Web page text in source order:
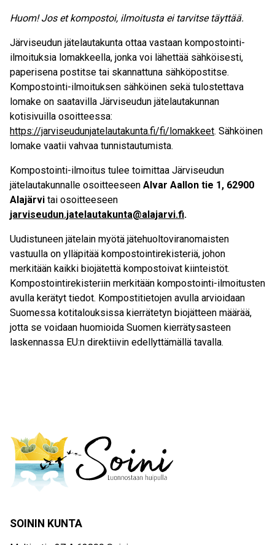
Huom! Jos et kompostoi, ilmoitusta ei tarvitse täyttää.
Järviseudun jätelautakunta ottaa vastaan kompostointi-
ilmoituksia lomakkeella, jonka voi lähettää sähköisesti,
paperisena postitse tai skannattuna sähköpostitse.
Kompostointi-ilmoituksen sähköinen sekä tulostettava
lomake on saatavilla Järviseudun jätelautakunnan
kotisivuilla osoitteessa:
https://jarviseudunjatelautakunta.fi/fi/lomakkeet. Sähköinen
lomake vaatii vahvaa tunnistautumista.
Kompostointi-ilmoitus tulee toimittaa Järviseudun
jätelautakunnalle osoitteeseen Alvar Aallon tie 1, 62900
Alajärvi tai osoitteeseen
jarviseudun.jatelautakunta@alajarvi.fi.
Uudistuneen jätelain myötä jätehuoltoviranomaisten
vastuulla on ylläpitää kompostointirekisteriä, johon
merkitään kaikki biojätettä kompostoivat kiinteistöt.
Kompostointirekisteriin merkitään kompostointi-ilmoitusten
avulla kerätyt tiedot. Kompostitietojen avulla arvioidaan
Suomessa kotitalouksissa kierrätetyn biojätteen määrää,
jotta se voidaan huomioida Suomen kierrätysasteen
laskennassa EU:n direktiivin edellyttämällä tavalla.
SOININ KUNTA